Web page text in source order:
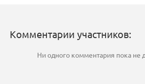
Комментарии участников:
Ни одного комментария пока не